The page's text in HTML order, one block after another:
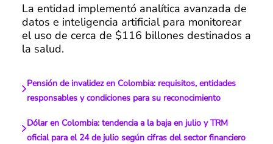
La entidad implementó analítica avanzada de
datos e inteligencia artificial para monitorear
el uso de cerca de $116 billones destinados a
la salud.
Pensión de invalidez en Colombia: requisitos, entidades
responsables y condiciones para su reconocimiento
Dólar en Colombia: tendencia a la baja en julio y TRM
oficial para el 24 de julio según cifras del sector financiero